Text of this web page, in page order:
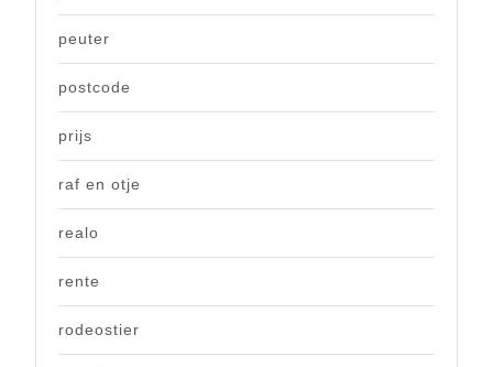
peuter
postcode
prijs
raf en otje
realo
rente
rodeostier